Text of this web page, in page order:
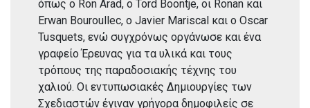
όπως ο Ron Arad, o Tord Boontje, oι Ronan και
Erwan Bouroullec, o Javier Mariscal και ο Oscar
Tusquets, ενώ συγχρόνως οργάνωσε και ένα
γραφείο Έρευνας για τα υλικά και τους
τρόπους της παραδοσιακής τέχνης του
χαλιού. Οι εντυπωσιακές Δημιουργίες των
Σχεδιαστών έγιναν γρήγορα δημοφιλείς σε